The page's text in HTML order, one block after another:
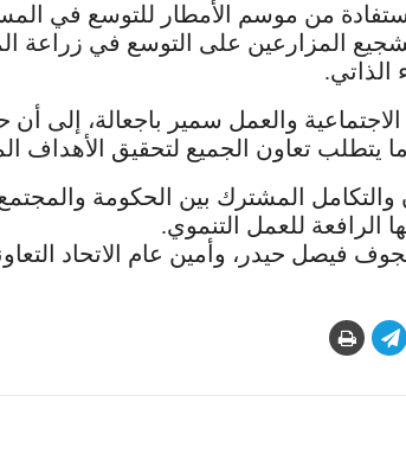
من موسم الأمطار للتوسع في
المزارعين على التوسع في زراعة
الذاتي.
والعمل سمير باجعالة، إلى أن
يتطلب تعاون الجميع لتحقيق الأهداف
والتكامل المشترك بين الحكومة
الرافعة للعمل التنموي.
فيصل حيدر، وأمين عام الاتحاد